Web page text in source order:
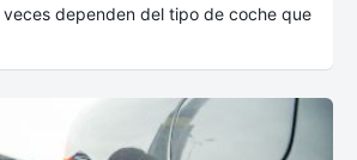
veces dependen del tipo de coche que